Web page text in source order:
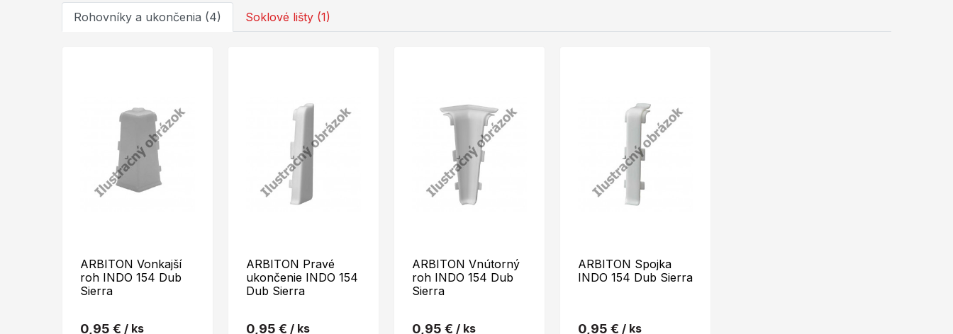
Rohovníky a ukončenia (4) Soklové lišty (1)
ARBITON Vonkajší
roh INDO 154 Dub
Sierra
0,95 € / ks
ARBITON Pravé
ukončenie INDO 154
Dub Sierra
0,95 € / ks
ARBITON Vnútorný
roh INDO 154 Dub
Sierra
0,95 € / ks
ARBITON Spojka
INDO 154 Dub Sierra
0,95 € / ks